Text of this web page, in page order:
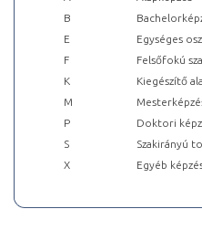
B
E
Egységes
F
Felsőfokú
K
Kiegészítő
M
P
Doktori
S
Szakirányú
X
Egyéb